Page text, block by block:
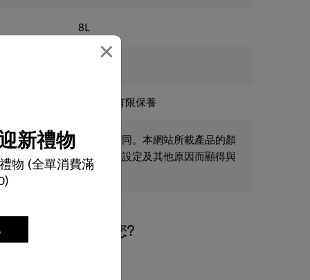
×
新禮物
物 (全單消費滿
8L
2年全球有限保養
供參考，實際尺碼可能不同。本網站所載產品的顏
燈光、角度、閣下屏幕之設定及其他原因而顯得與
們有什麼可以幫您?